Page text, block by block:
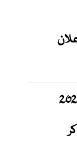
ورلڈ کپ 2026